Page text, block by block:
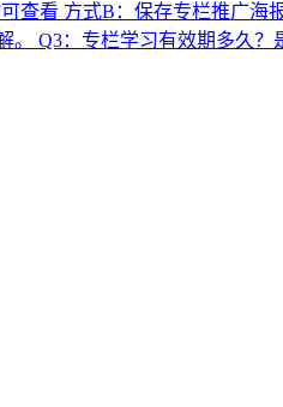
查看 方式B：保存专栏推广海
Q3：专栏学习有效期多久